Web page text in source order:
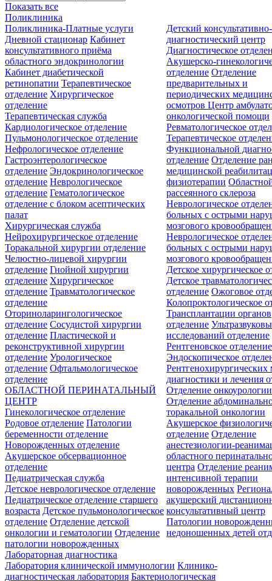
Показать все
Поликлиника
Поликлиника-Платные услуги
Дневной стационар Кабинет
консультативного приёма
областного эндокринологии
Кабинет диабетической
ретинопатии Терапевтическое
отделение Хирургическое
отделение
Детский консультативно-
диагностический центр
Диагностическое
Акушерско-
отделение Отделение
предварительных и
периодических
осмотровЦентр
онкологической помощи
Терапевтическая служба
Кардиологическое отделение
Пульмонологическое отделение
Нефрологическое отделение
Гастроэнтерологическое
отделение Эндокринологическое
отделение Неврологическое
отделение Гематологическое
отделение c блоком асептических
палат
Ревматологическое
Терапевтическое
Функциональной
отделение Отделение
медицинской
физиотерапии
рассеянного склероза
Неврологическое
больных с острыми
мозгового
Неврологическое
больных с острыми
мозгового
Хирургическая служба
Нейрохирургическое отделение
Торакальной хирургии отделение
Челюстно-лицевой хирургии
отделение Гнойной хирургии
отделение Хирургическое
отделение Травматологическое
отделение
Оториноларингологическое
отделение Сосудистой хирургии
отделение Пластической и
реконструктивной хирургии
отделение Урологическое
отделение Офтальмологическое
отделение
Детское хирургическое
Детское
отделение Ожоговое
Колопроктологическое
Трансплантации органов
отделение
исследований отделение
Рентгеновское отделение
Эндоскопическое
Рентгенохирургических
диагностики и лечения
Отделение онкоурологии
Отделение
торакальной онкологии
ОБЛАСТНОЙ ПЕРИНАТАЛЬНЫЙ
ЦЕНТР
Гинекологическое отделение
Родовое отделение Патологии
беременности отделение
Новорожденных отделение
Акушерское обсервационное
отделение
Акушерское
отделение Отделение
анестезиологии-
областного
центра Отделение
интенсивной терапии
новорожденных
акушерский
консультативный центр
Патологии
недоношенных детей
Педиатрическая служба
Детское неврологическое отделение
Педиатрическое отделение старшего
возраста Детское пульмонологическое
отделение Отделение детской
онкологии и гематологии Отделение
патологии новорожденных
Лабораторная диагностика
Лаборатория клинической иммунологии Клинико-
диагностическая лаборатория Бактериологическая